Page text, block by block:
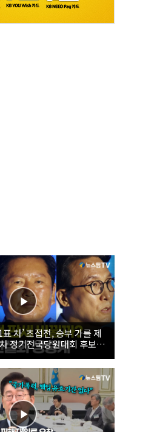
차’ 초접전, 승부 가를 제
정기전국당원대회 후보자
중계 | 26.08.08